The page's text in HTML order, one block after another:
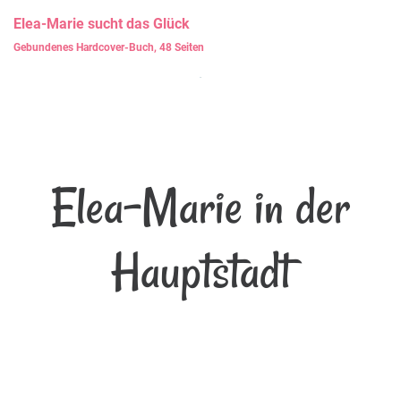
Elea-Marie sucht das Glück
Gebundenes Hardcover-Buch, 48 Seiten
Elea-Marie in der
Hauptstadt